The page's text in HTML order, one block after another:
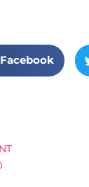
Facebook